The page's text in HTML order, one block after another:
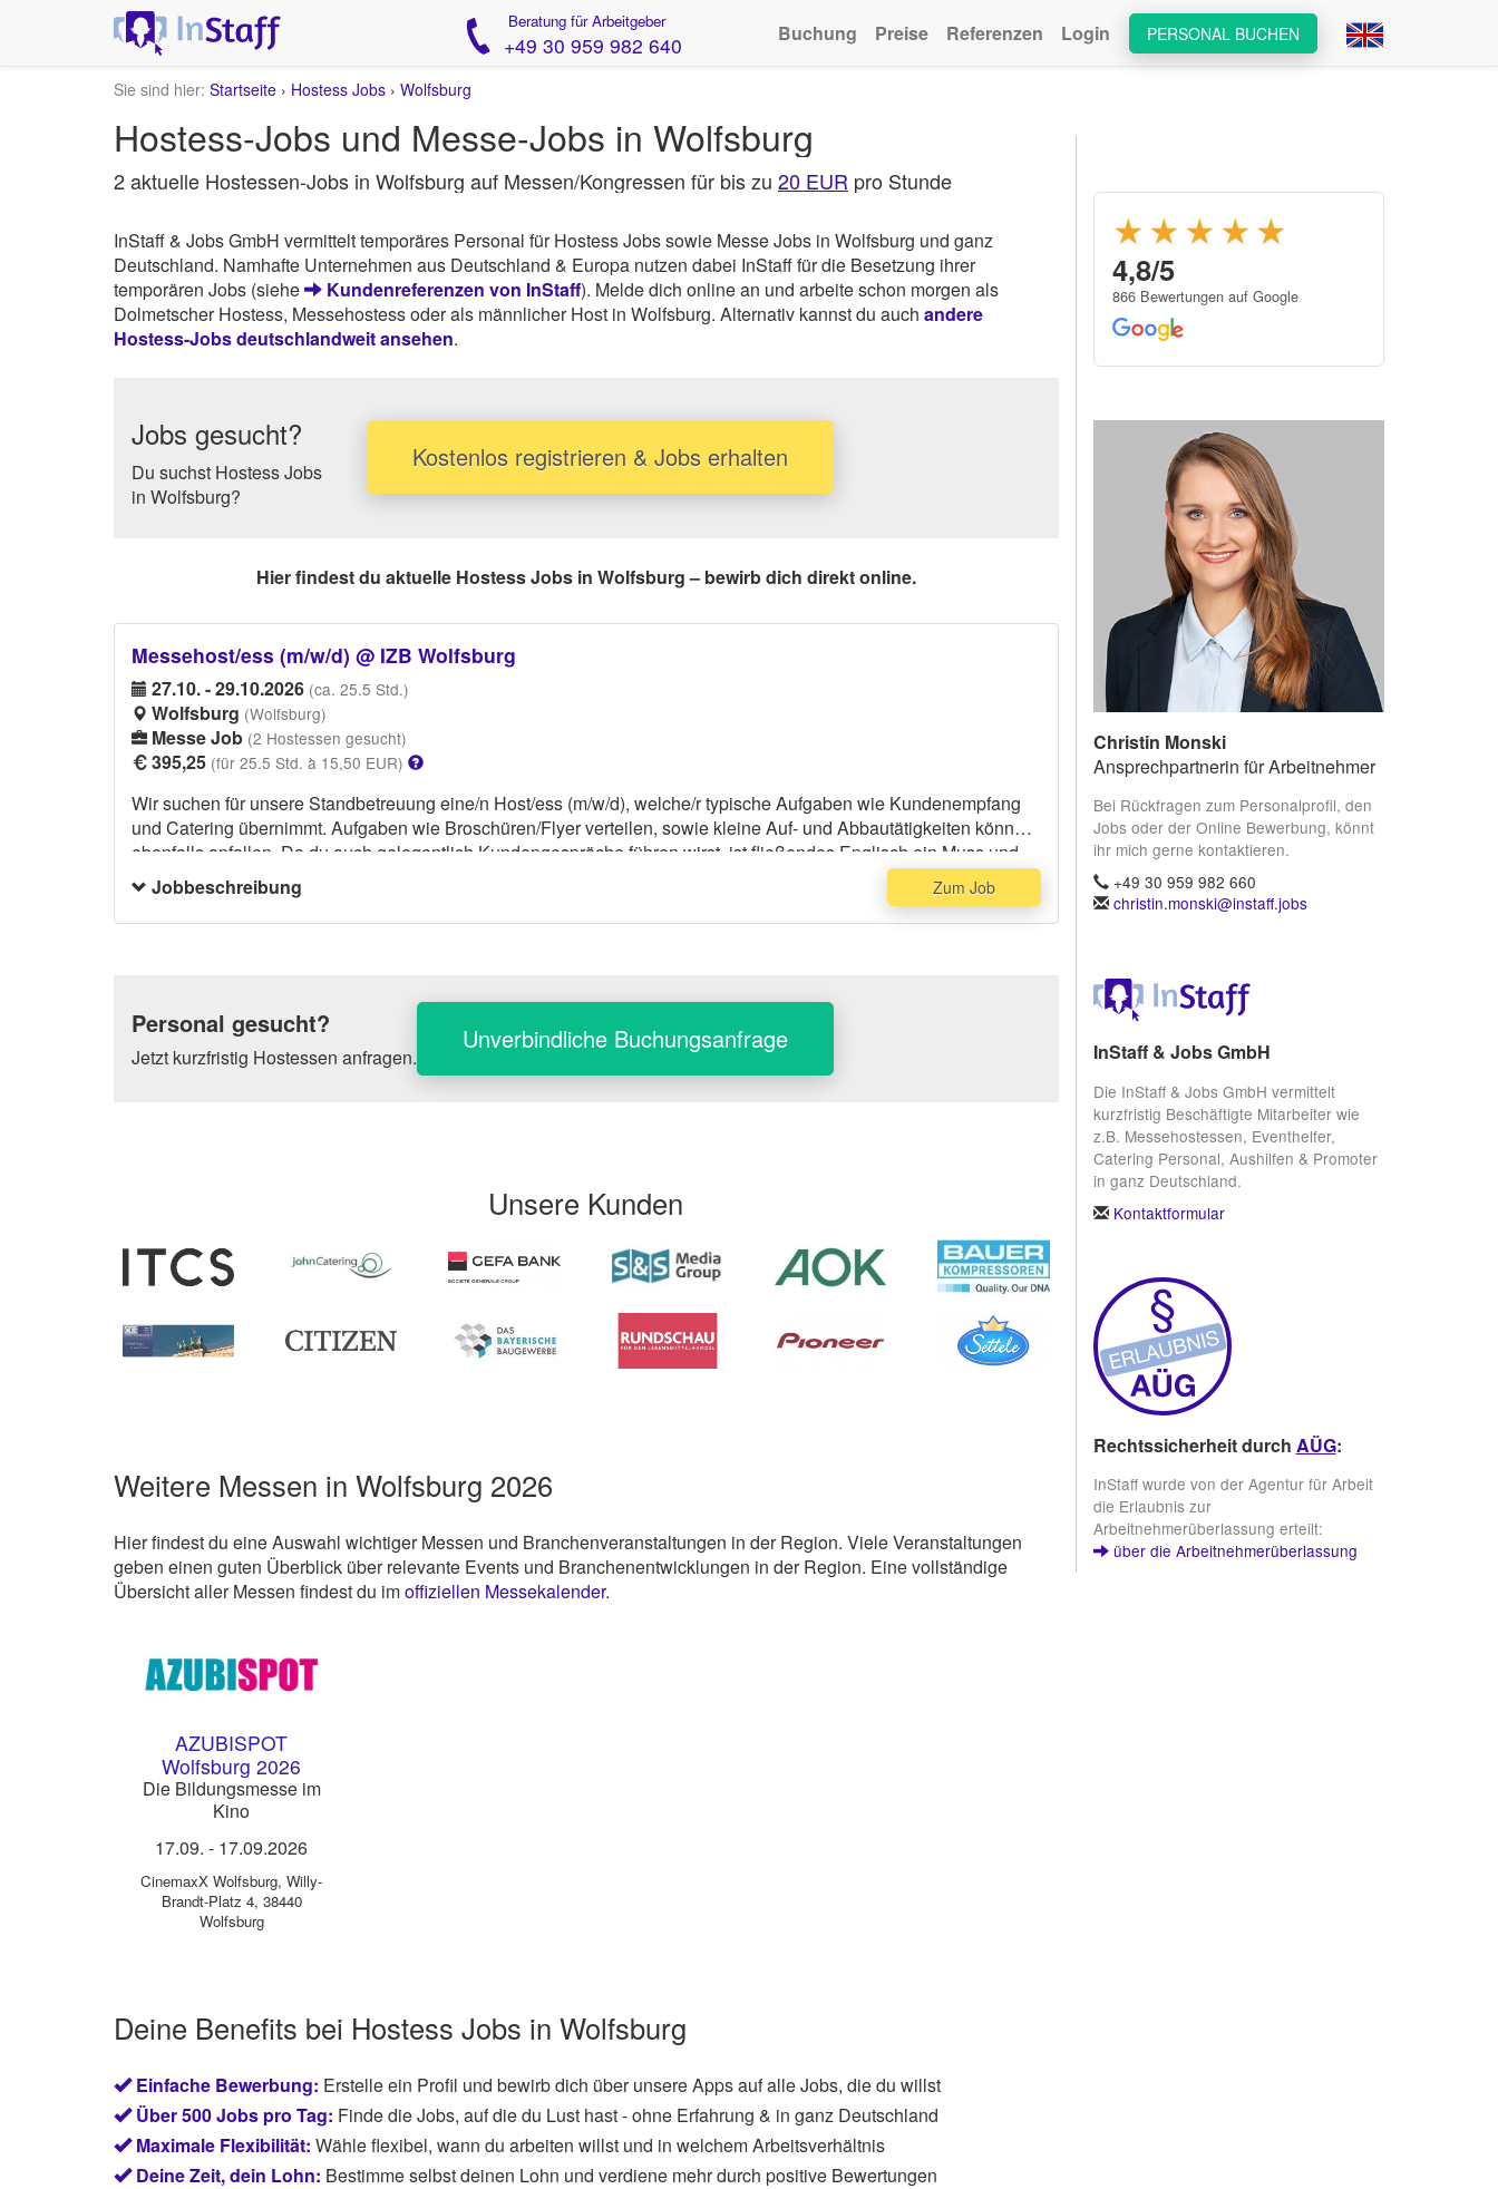
Beratung für Arbeitgeber
+49 30 959 982 640 PERSONAL BUCHEN
Buchung Preise Referenzen Login
Sie sind hier: Startseite › Hostess Jobs › Wolfsburg
Hostess-Jobs und Messe-Jobs in Wolfsburg
2 aktuelle Hostessen-Jobs in Wolfsburg auf Messen/Kongressen für bis zu 20 EUR pro Stunde
InStaff & Jobs GmbH vermittelt temporäres Personal für Hostess Jobs sowie Messe Jobs in Wolfsburg und ganz
Deutschland. Namhafte Unternehmen aus Deutschland & Europa nutzen dabei InStaff für die Besetzung ihrer
temporären Jobs (siehe
Kundenreferenzen von InStaff). Melde dich online an und arbeite schon morgen als
Dolmetscher Hostess, Messehostess oder als männlicher Host in Wolfsburg. Alternativ kannst du auch andere
Hostess-Jobs deutschlandweit ansehen.
Jobs gesucht?
Du suchst Hostess Jobs
in Wolfsburg?
Kostenlos registrieren & Jobs erhalten
Hier findest du aktuelle Hostess Jobs in Wolfsburg – bewirb dich direkt online.
Messehost/ess (m/w/d) @ IZB Wolfsburg
27.10. - 29.10.2026 (ca. 25.5 Std.)
Wolfsburg (Wolfsburg)
Messe Job (2 Hostessen gesucht)
395,25 (für 25.5 Std. à 15,50 EUR)
Wir suchen für unsere Standbetreuung eine/n Host/ess (m/w/d), welche/r typische Aufgaben wie Kundenempfang
und Catering übernimmt. Aufgaben wie Broschüren/Flyer verteilen, sowie kleine Auf- und Abbautätigkeiten können
ebenfalls anfallen. Da du auch gelegentlich Kundengespräche führen wirst, ist fließendes Englisch ein Muss und
weitere Sprachkenntnisse von Vorteil. Wir erwarten von dir einen gepflegten Auftritt in schwarzer Stoffhose und
weißem Hemd, bzw. im Hosenanzug und weißer Bluse.
Jobbeschreibung Zum Job
Personal gesucht?
Jetzt kurzfristig Hostessen anfragen.
Unverbindliche Buchungsanfrage
Unsere Kunden
Weitere Messen in Wolfsburg 2026
Hier findest du eine Auswahl wichtiger Messen und Branchenveranstaltungen in der Region. Viele Veranstaltungen
geben einen guten Überblick über relevante Events und Branchenentwicklungen in der Region. Eine vollständige
Übersicht aller Messen findest du imoffiziellen Messekalender.
AZUBISPOT
Wolfsburg 2026
Die Bildungsmesse im
Kino
17.09. - 17.09.2026
CinemaxX Wolfsburg,Willy-
Brandt-Platz 4, 38440
Wolfsburg
Deine Benefits bei Hostess Jobs in Wolfsburg
Einfache Bewerbung: Erstelle ein Profil und bewirb dich über unsere Apps auf alle Jobs, die du willst
Über 500 Jobs pro Tag: Finde die Jobs, auf die du Lust hast - ohne Erfahrung & in ganz Deutschland
Maximale Flexibilität: Wähle flexibel, wann du arbeiten willst und in welchem Arbeitsverhältnis
Deine Zeit, dein Lohn: Bestimme selbst deinen Lohn und verdiene mehr durch positive Bewertungen
★★★★★
★
4,8/5
866 Bewertungen auf Google
Christin Monski
Ansprechpartnerin für Arbeitnehmer
Bei Rückfragen zum Personalprofil, den
Jobs oder der Online Bewerbung, könnt
ihr mich gerne kontaktieren.
+49 30 959 982 660
christin.monski@instaff.jobs
InStaff & Jobs GmbH
Die InStaff & Jobs GmbH vermittelt
kurzfristig Beschäftigte Mitarbeiter wie
z.B. Messehostessen, Eventhelfer,
Catering Personal, Aushilfen & Promoter
in ganz Deutschland.
Kontaktformular
Rechtssicherheit durch AÜG:
InStaff wurde von der Agentur für Arbeit
die Erlaubnis zur
Arbeitnehmerüberlassung erteilt:
über die Arbeitnehmerüberlassung